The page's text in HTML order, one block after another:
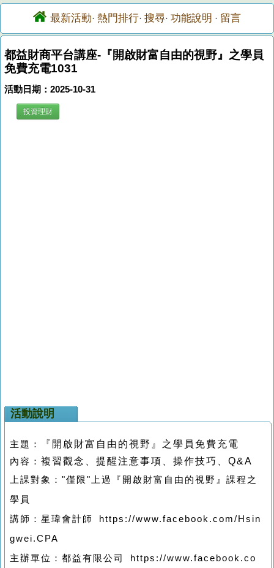
最新活動· 熱門排行· 搜尋· 功能說明 · 留言
都益財商平台講座-『開啟財富自由的視野』之學員
免費充電1031
活動日期：2025-10-31
投資理財
活動說明
主題： 『開啟財富自由的視野』之學員免費充電
內容： 複習觀念、提醒注意事項、操作技巧、 Q&A
上課對象："僅限"上過『開啟財富自由的視野』課程之
學員
講師：星瑋會計師
https://www.facebook.com/Hsin
gwei.CPA
主辦單位：都益有限公司
https://www.facebook.co